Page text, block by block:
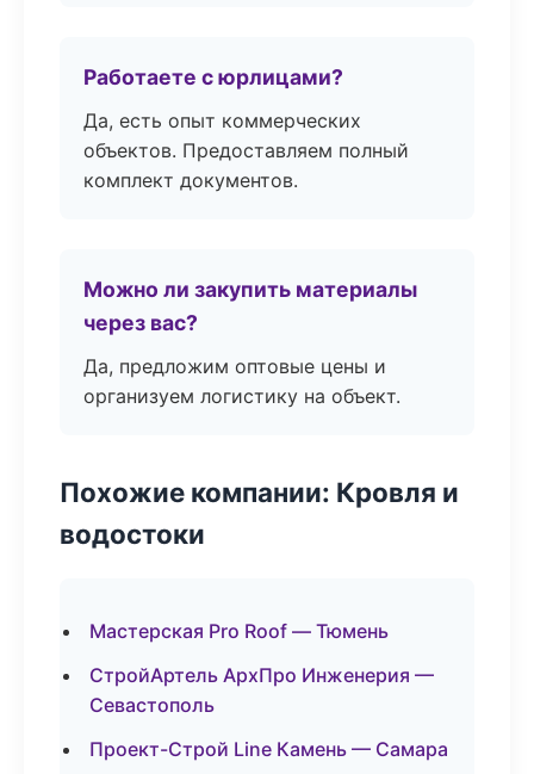
Работаете с юрлицами?
Да, есть опыт коммерческих
объектов. Предоставляем полный
комплект документов.
Можно ли закупить материалы
через вас?
Да, предложим оптовые цены и
организуем логистику на объект.
Похожие компании: Кровля и
водостоки
Мастерская Pro Roof — Тюмень
СтройАртель АрхПро Инженерия —
Севастополь
Проект-Строй Line Камень — Самара